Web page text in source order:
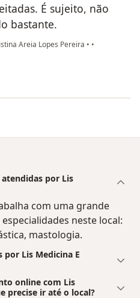
É sujeito, não
bastante.
Areia Lopes Pereira • •
atendidas por Lis
com uma grande
neste local:
mastologia.
por Lis Medicina E
online com Lis
precise ir até o local?